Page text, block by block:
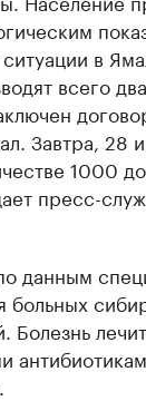
в
всего
Завтра, 28
1000
пресс-
данным
больных
Болезнь